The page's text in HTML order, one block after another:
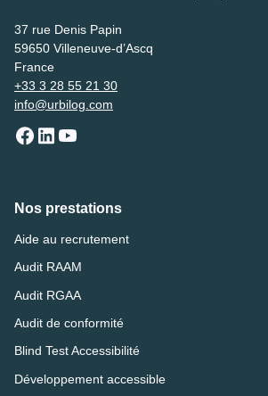
37 rue Denis Papin
59650 Villeneuve-d’Ascq
France
+33 3 28 55 21 30
info@urbilog.com
Nos prestations
Aide au recrutement
Audit RAAM
Audit RGAA
Audit de conformité
Blind Test Accessibilité
Développement accessible